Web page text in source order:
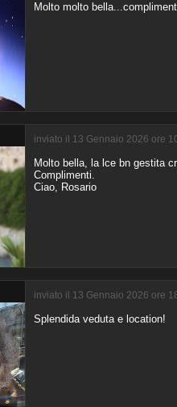
Molto molto
inviato il 13 Gennaio 2026 ore
Molto bella, la lce bn gestita
Complimenti.
Ciao, Rosario
inviato il 13 Gennaio 2026 ore
Splendida veduta e location!